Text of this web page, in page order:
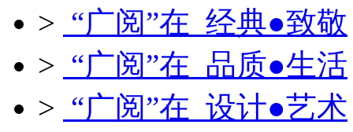
> “广阅”在 经典●致敬
> “广阅”在 品质●生活
> “广阅”在 设计●艺术